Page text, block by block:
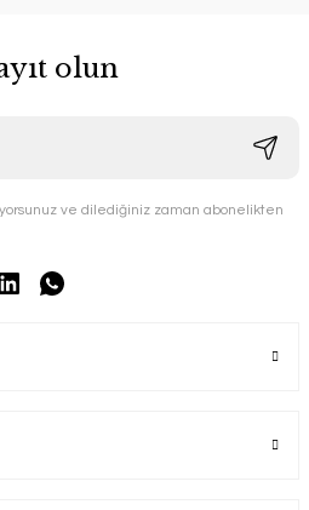
olun
ve dilediğiniz zaman abonelikten